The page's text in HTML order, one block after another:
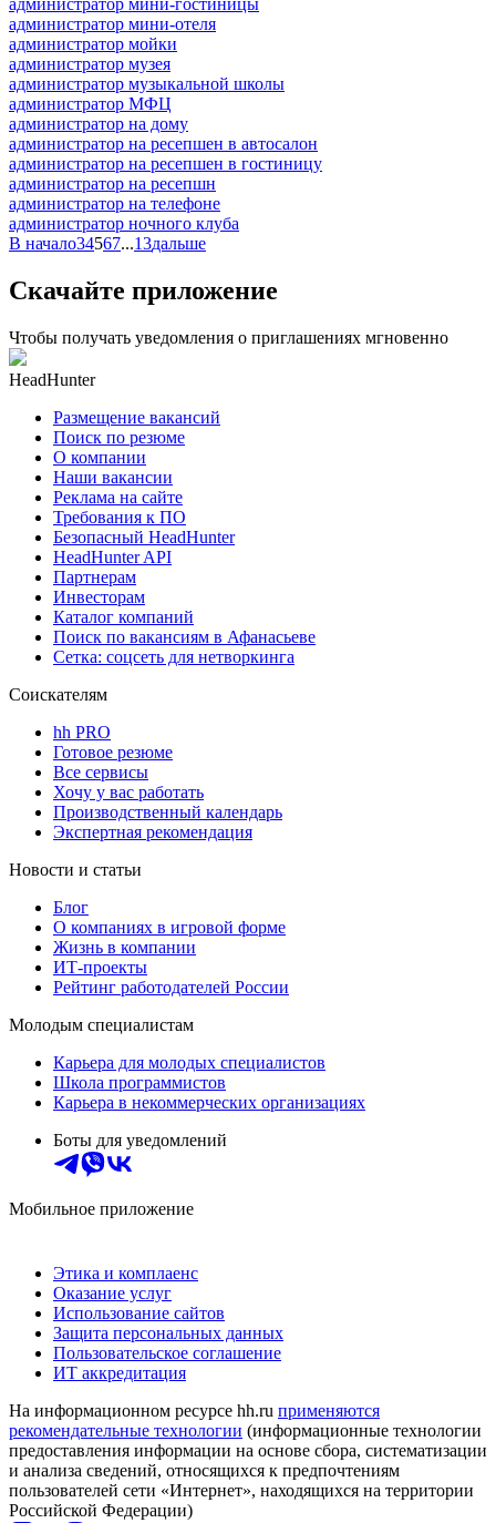
администратор мини-отеля
администратор мойки
администратор музея
администратор музыкальной школы
администратор МФЦ
администратор на дому
администратор на ресепшен в автосалон
администратор на ресепшен в гостиницу
администратор на ресепшн
администратор на телефоне
администратор ночного клуба
В начало34567...13дальше
Скачайте приложение
Чтобы получать уведомления о приглашениях мгновенно
HeadHunter
Размещение вакансий
Поиск по резюме
О компании
Наши вакансии
Реклама на сайте
Требования к ПО
Безопасный HeadHunter
HeadHunter API
Партнерам
Инвесторам
Каталог компаний
Поиск по вакансиям в Афанасьеве
Сетка: соцсеть для нетворкинга
Соискателям
hh PRO
Готовое резюме
Все сервисы
Хочу у вас работать
Производственный календарь
Экспертная рекомендация
Новости и статьи
Блог
О компаниях в игровой форме
Жизнь в компании
ИТ-проекты
Рейтинг работодателей России
Молодым специалистам
Карьера для молодых специалистов
Школа программистов
Карьера в некоммерческих организациях
Боты для уведомлений
Мобильное приложение
Этика и комплаенс
Оказание услуг
Использование сайтов
Защита персональных данных
Пользовательское соглашение
ИТ аккредитация
На информационном ресурсе hh.ru применяются
рекомендательные технологии (информационные технологии
предоставления информации на основе сбора, систематизации
и анализа сведений, относящихся к предпочтениям
пользователей сети «Интернет», находящихся на территории
Российской Федерации)